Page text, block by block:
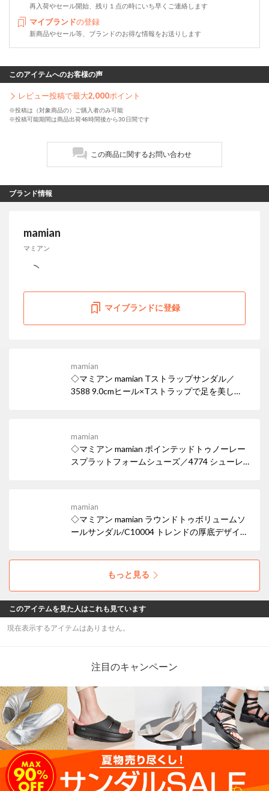
再入荷やセール開始、残り１点の時にいち早くご連絡します
マイブランドの登録
新商品やセール等、ブランドのお得な情報をお送りします
このアイテムへのお客様の声
レビュー投稿で最大2,000ポイント
※投稿は（対象商品の）ご購入者のみ可能
※投稿可能期間は商品出荷48時間後から30日間です
この商品に関するお問い合わせ
ブランド情報
mamian
マミアン
マイブランドに登録
mamian
◇マミアン mamian Tストラップサンダル／
3588 9.0cmヒール×Tストラップで足を美し
エアトゥでトレンド感も忘れずに。
mamian
◇マミアン mamian ポインテッドトゥノーレー
スプラットフォームシューズ／4774 シューレ
トゥ厚底ローファー。
mamian
◇マミアン mamian ラウンドトゥボリュームソ
ールサンダル/C10004 トレンドの厚底デザイン
も、オールブラックでまとめることで都会的な
モード感を演出しています。
もっと見る
このアイテムを見た人はこれも見ています
現在表示するアイテムはありません。
注目のキャンペーン